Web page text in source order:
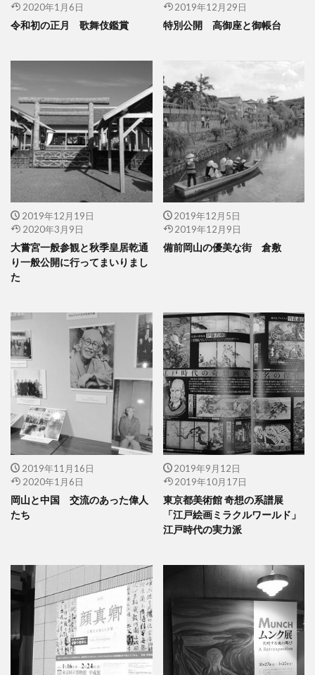
2020年1月6日
令和初の正月 歌舞伎鑑賞
2019年12月29日
特別公開 高御座と御帳台
2019年12月19日
2020年3月9日
大嘗宮一般参観と秋季皇居乾通
り一般公開に行ってまいりまし
た
2019年12月5日
2019年12月9日
備前岡山の優美な街 倉敷
2019年11月16日
2020年1月6日
岡山と中国 交流のあった偉人
たち
2019年9月12日
2019年10月17日
東京都美術館 奇想の系譜展
「江戸絵画ミラクルワールド」
江戸時代の実力派